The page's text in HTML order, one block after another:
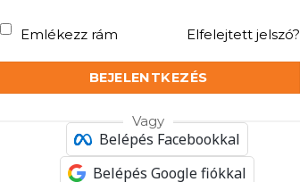
Emlékezz rám Elfelejtett jelszó?
BEJELENTKEZÉS
Vagy
Belépés Facebookkal
Belépés Google fiókkal